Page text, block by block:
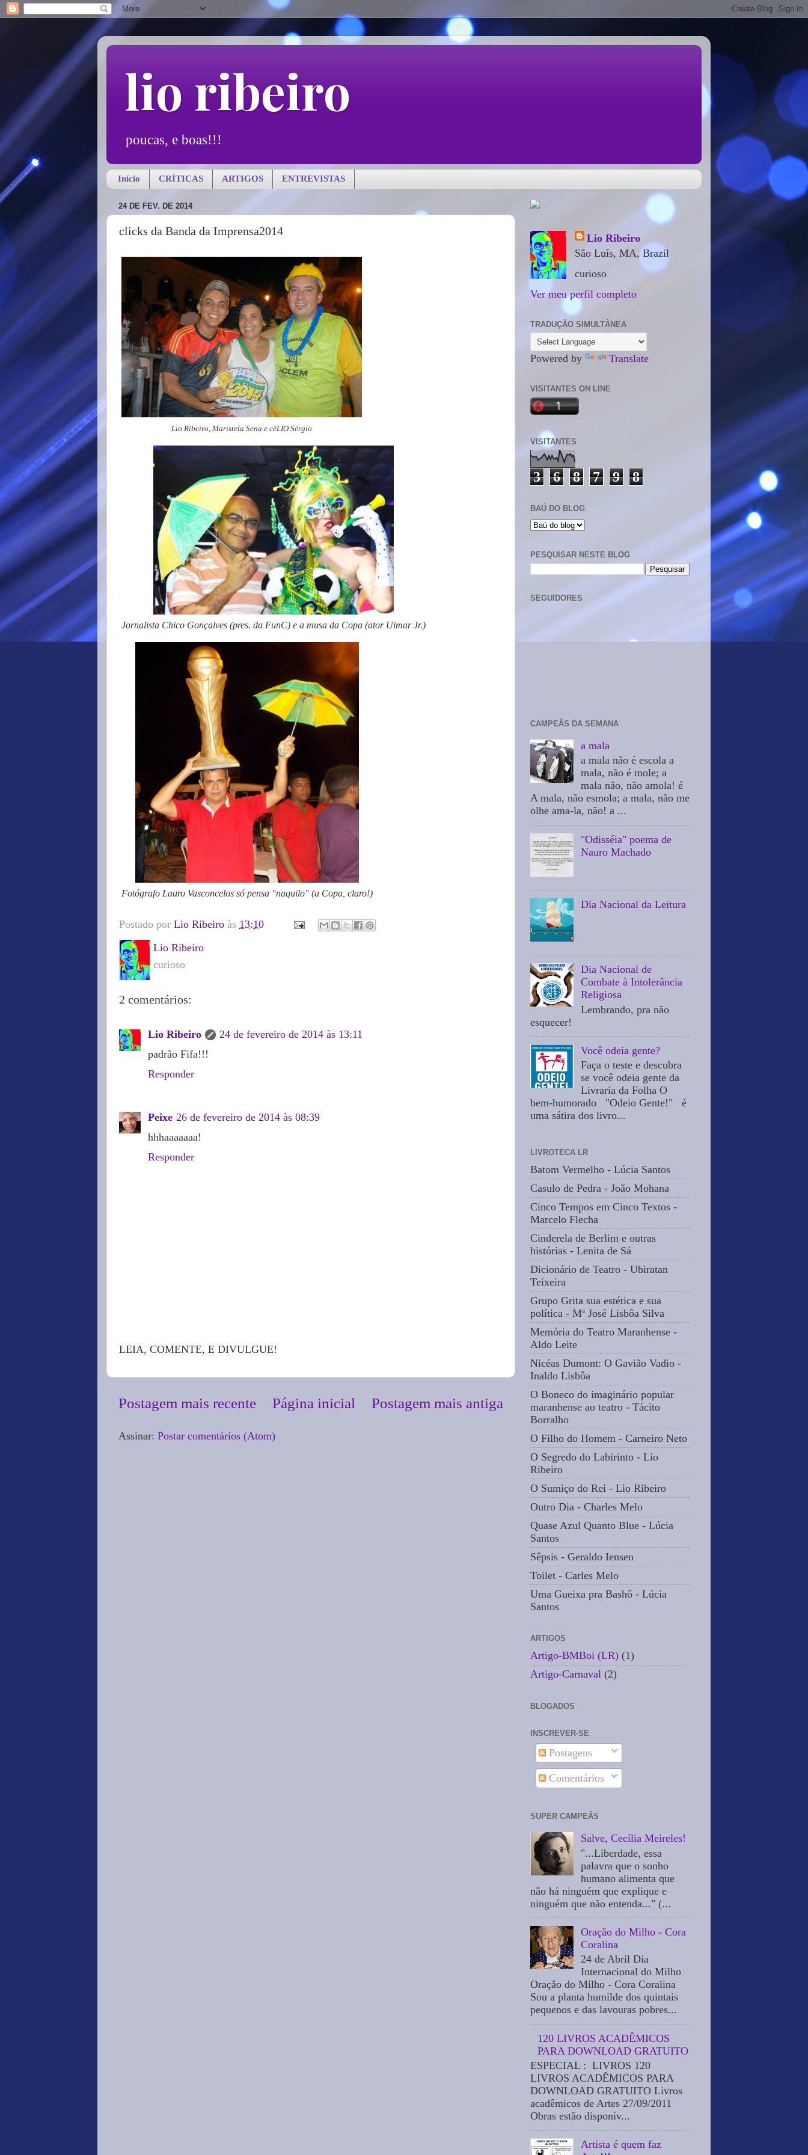
lio ribeiro
poucas, e boas!!!
Início CRÍTICAS ARTIGOS ENTREVISTAS
24 DE FEV. DE 2014
clicks da Banda da Imprensa2014
Lio Ribeiro, Maristela Sena e céLIO Sérgio
Jornalista Chico Gonçalves (pres. da FunC) e a musa da Copa (ator Uimar Jr.)
Fotógrafo Lauro Vasconcelos só pensa "naquilo" (a Copa, claro!)
Postado por Lio Ribeiro às 13:10
Lio Ribeiro
curioso
2 comentários:
Lio Ribeiro
24 de fevereiro de 2014 às 13:11
padrão Fifa!!!
Responder
Peixe 26 de fevereiro de 2014 às 08:39
hhhaaaaaaa!
Responder
LEIA, COMENTE, E DIVULGUE!
Postagem mais recente Postagem mais antiga
Página inicial
Assinar: Postar comentários (Atom)
Lio Ribeiro
São Luís, MA, Brazil
curioso
Ver meu perfil completo
TRADUÇÃO SIMULTÂNEA
Powered by Translate
VISITANTES ON LINE
VISITANTES
3 6 8 7 9 8
BAÚ DO BLOG
PESQUISAR NESTE BLOG
SEGUIDORES
CAMPEÃS DA SEMANA
a mala
a mala não é escola a
mala, não é mole; a
mala não, não amola! é
A mala, não esmola; a mala, não me
olhe ama-la, não! a ...
"Odisséia" poema de
Nauro Machado
Dia Nacional da Leitura
Dia Nacional de
Combate à Intolerância
Religiosa
Lembrando, pra não
esquecer!
Você odeia gente?
Faça o teste e descubra
se você odeia gente da
Livraria da Folha O
bem-humorado "Odeio Gente!" é
uma sátira dos livro...
LIVROTECA LR
Batom Vermelho - Lúcia Santos
Casulo de Pedra - João Mohana
Cinco Tempos em Cinco Textos -
Marcelo Flecha
Cinderela de Berlim e outras
histórias - Lenita de Sá
Dicionário de Teatro - Ubiratan
Teixeira
Grupo Grita sua estética e sua
política - Mª José Lisbôa Silva
Memória do Teatro Maranhense -
Aldo Leite
Nicéas Dumont: O Gavião Vadio -
Inaldo Lisbôa
O Boneco do imaginário popular
maranhense ao teatro - Tácito
Borralho
O Filho do Homem - Carneiro Neto
O Segredo do Labirinto - Lio
Ribeiro
O Sumiço do Rei - Lio Ribeiro
Outro Dia - Charles Melo
Quase Azul Quanto Blue - Lúcia
Santos
Sêpsis - Geraldo Iensen
Toilet - Carles Melo
Uma Gueixa pra Bashô - Lúcia
Santos
ARTIGOS
Artigo-BMBoi (LR) (1)
Artigo-Carnaval (2)
BLOGADOS
INSCREVER-SE
Postagens
Comentários
SUPER CAMPEÃS
Salve, Cecília Meireles!
"...Liberdade, essa
palavra que o sonho
humano alimenta que
não há ninguém que explique e
ninguém que não entenda..." (...
Oração do Milho - Cora
Coralina
24 de Abril Dia
Internacional do Milho
Oração do Milho - Cora Coralina
Sou a planta humilde dos quintais
pequenos e das lavouras pobres...
120 LIVROS ACADÊMICOS
PARA DOWNLOAD GRATUITO
ESPECIAL : LIVROS 120
LIVROS ACADÊMICOS PARA
DOWNLOAD GRATUITO Livros
acadêmicos de Artes 27/09/2011
Obras estão disponív...
Artista é quem faz